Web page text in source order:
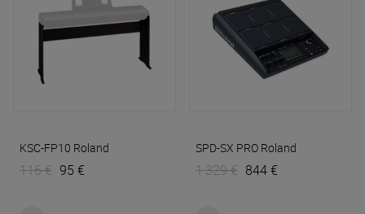
KSC-FP10 Roland
116 € 95 €
SPD-SX PRO Roland
1 329 € 844 €